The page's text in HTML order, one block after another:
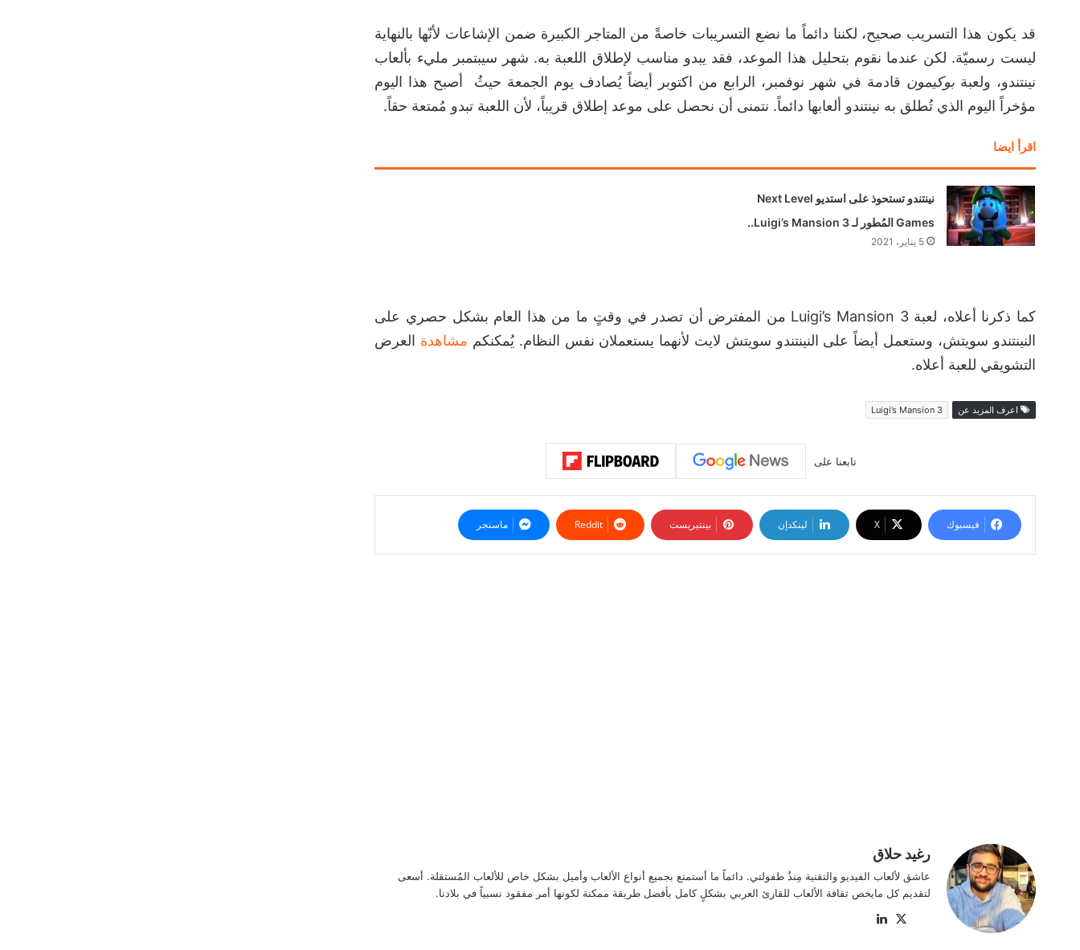
قد يكون هذا التسريب صحيح، لكننا دائماً ما نضع التسريبات خاصةً من المتاجر الكبيرة ضمن الإشاعات لأنّها بالنهاية
ليست رسميّة. لكن عندما نقوم بتحليل هذا الموعد، فقد يبدو مناسب لإطلاق اللعبة به. شهر سيبتمبر مليء بألعاب
نينتندو، ولعبةبوكيمون قادمة في شهر نوفمبر، الرابع من اكتوبر أيضاً يُصادف يوم الجمعة حيثُ أصبح هذا اليوم
مؤخراً اليوم الذي تُطلق به نينتندو ألعابها دائماً. نتمنى أن نحصل على موعد إطلاق قريباً، لأن اللعبة تبدو مُمتعة حقاً.
اقرأ ايضا
نينتندو تستحوذ على استديو Next Level
Games المُطور لـ Luigi’s Mansion 3..
5 يناير، 2021
كما ذكرنا أعلاه، لعبة Luigi’s Mansion 3 من المفترض أن تصدر في وقتٍ ما من هذا العام بشكل حصري على
النينتندو سويتش، وستعمل أيضاً على النينتندو سويتش لايت لأنهما يستعملان نفس النظام. يُمكنكم مشاهدة العرض
التشويقي للعبة أعلاه.
اعرف المزيد عن Luigi’s Mansion 3
تابعنا على
فيسبوك ‫X لينكدإن بينتيريست ‏Reddit ماسنجر
رغيد حلاق
عاشق لألعاب الفيديو والتقنية مِنذُ طفولتي. دائماً ما أستمتع بجميع أنواع الألعاب وأميل بشكل خاص للألعاب المُستقلة. أسعى
لتقديم كل مايخص ثقافة الألعاب للقارئ العربي بشكلٍ كامل بأفضل طريقة ممكنة لكونها أمر مفقود نسبياً في بلادنا.
موقع‫X